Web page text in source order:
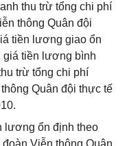
thu trừ tổng chi phí
thông Quân đội
tiền lương giao ổn
tiền lương bình
trừ tổng chi phí
Quân đội thực tế
lương ổn định theo
Viễn thông Quân